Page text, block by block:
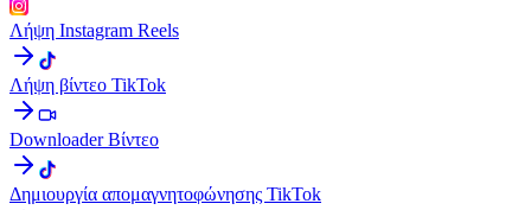
Λήψη Instagram Reels
Λήψη βίντεο TikTok
Downloader Βίντεο
Δημιουργία απομαγνητοφώνησης TikTok